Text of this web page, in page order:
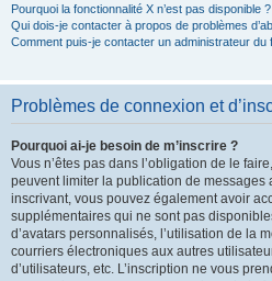
Pourquoi la fonctionnalité X n’est pas disponible ?
Qui dois-je contacter à propos de problèmes
Comment puis-je contacter un administrateur du
Problèmes de connexion et
Pourquoi ai-je besoin de m’inscrire ?
Vous n’êtes pas dans l’obligation de le
peuvent limiter la publication de messages
inscrivant, vous pouvez également avoir
supplémentaires qui ne sont pas
d’avatars personnalisés, l’utilisation de la
courriers électroniques aux autres
d’utilisateurs, etc. L’inscription ne vous